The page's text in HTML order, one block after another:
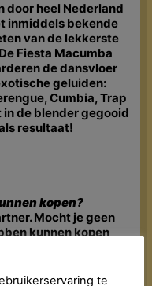
door heel Nederland
inmiddels bekende
van de lekkerste
Fiesta Macumba
de dansvloer
geluiden:
Cumbia, Trap
de blender gegooid
resultaat!
kopen?
Mocht je geen
kunnen kopen
app voor
te